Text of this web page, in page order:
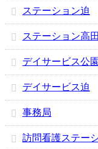
ステーション迫
ステーション高田
デイサービス公
デイサービス迫
事務局
訪問看護ステー